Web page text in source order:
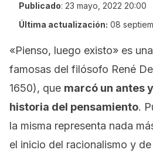
Publicado: 23 mayo, 2022 20:00
Última actualización: 08
«Pienso, luego existo» es
famosas del filósofo René
1650), que marcó un antes
historia del pensamiento.
la misma representa nada
el inicio del racionalismo y